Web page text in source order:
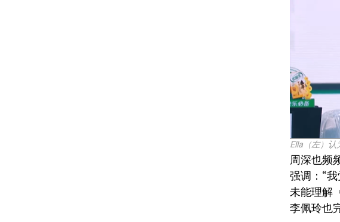
Ella（左）认
周深也频
强调：“
未能理解
李佩玲也